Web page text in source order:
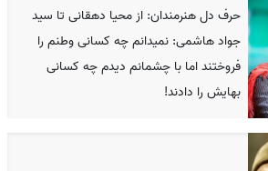
حرف دل هنرمندان: از محیا دهقانی تا سید
جواد هاشمی: نمیدانم چه کسانی وطنم را
فروختند اما با چشمانم دیدم چه کسانی
بهایش را دادند!